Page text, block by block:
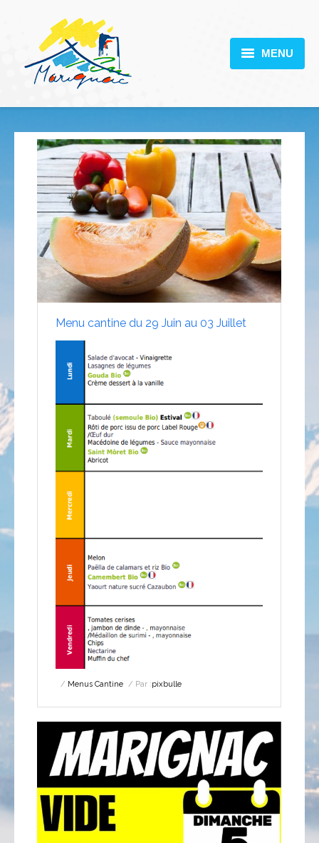
MENU
DÉCOUVERTE
VIE PRATIQUE
SCOLARITÉ
ACTUALITÉS
CONTACT
Menu cantine du 29 Juin au 03 Juillet
Menus Cantine Par :pixbulle